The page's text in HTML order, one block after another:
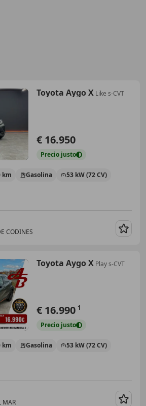
Toyota Aygo X Like s-CVT
€ 16.950
Precio justo
km Gasolina 53 kW (72 CV)
CODINES
Toyota Aygo X Play s-CVT
€ 16.990 1
Precio justo
km Gasolina 53 kW (72 CV)
MAR